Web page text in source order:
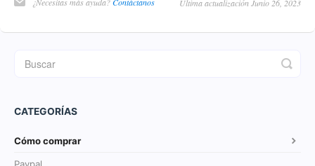
Última actualización Junio 26, 2023
CATEGORÍAS
Cómo comprar
Paypal